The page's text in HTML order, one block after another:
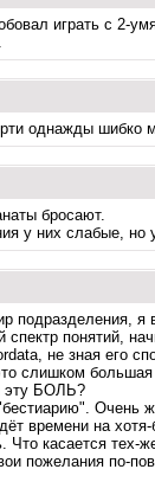
играть с 2-
однажды шибко
бросают.
у них слабые, но
подразделения, я
понятий,
не зная его
слишком
эту БОЛЬ?
Очень
времени на
Что касается
пожелания по-